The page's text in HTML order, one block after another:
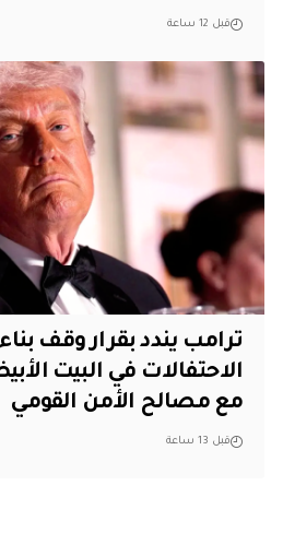
قبل 12 ساعة
ترامب يندد بقرار وقف
الاحتفالات في البيت
مع مصالح الأمن القومي
قبل 13 ساعة